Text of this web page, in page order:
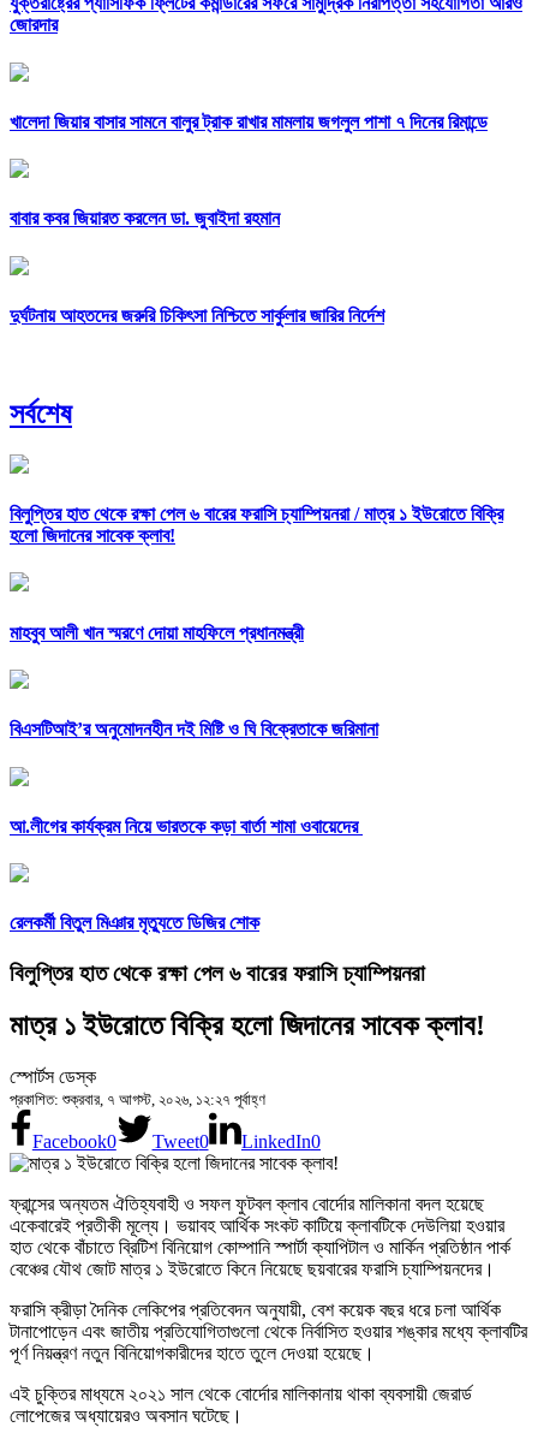
জোরদার
খালেদা জিয়ার বাসার সামনে বালুর ট্রাক রাখার মামলায় জগলুল পাশা ৭ দিনের রিমান্ডে
বাবার কবর জিয়ারত করলেন ডা. জুবাইদা রহমান
দুর্ঘটনায় আহতদের জরুরি চিকিৎসা নিশ্চিতে সার্কুলার জারির নির্দেশ
সর্বশেষ
বিলুপ্তির হাত থেকে রক্ষা পেল ৬ বারের ফরাসি চ্যাম্পিয়নরা /মাত্র ১ ইউরোতে বিক্রি
হলো জিদানের সাবেক ক্লাব!
মাহবুব আলী খান স্মরণে দোয়া মাহফিলে প্রধানমন্ত্রী
বিএসটিআই’র অনুমোদনহীন দই মিষ্টি ও ঘি বিক্রেতাকে জরিমানা
আ.লীগের কার্যক্রম নিয়ে ভারতকে কড়া বার্তা শামা ওবায়েদের
রেলকর্মী বিতুল মিঞার মৃত্যুতে ডিজির শোক
বিলুপ্তির হাত থেকে রক্ষা পেল ৬ বারের ফরাসি চ্যাম্পিয়নরা
মাত্র ১ ইউরোতে বিক্রি হলো জিদানের সাবেক ক্লাব!
স্পোর্টস ডেস্ক
প্রকাশিত: শুক্রবার, ৭ আগস্ট, ২০২৬, ১২:২৭ পূর্বাহ্ণ
Facebook0 Tweet0 LinkedIn0
ফ্রান্সের অন্যতম ঐতিহ্যবাহী ও সফল ফুটবল ক্লাব বোর্দোর মালিকানা বদল হয়েছে
একেবারেই প্রতীকী মূল্যে। ভয়াবহ আর্থিক সংকট কাটিয়ে ক্লাবটিকে দেউলিয়া হওয়ার
হাত থেকে বাঁচাতে ব্রিটিশ বিনিয়োগ কোম্পানি স্পার্টা ক্যাপিটাল ও মার্কিন প্রতিষ্ঠান পার্ক
বেঞ্চের যৌথ জোট মাত্র ১ ইউরোতে কিনে নিয়েছে ছয়বারের ফরাসি চ্যাম্পিয়নদের।
ফরাসি ক্রীড়া দৈনিক লেকিপের প্রতিবেদন অনুযায়ী, বেশ কয়েক বছর ধরে চলা আর্থিক
টানাপোড়েন এবং জাতীয় প্রতিযোগিতাগুলো থেকে নির্বাসিত হওয়ার শঙ্কার মধ্যে ক্লাবটির
পূর্ণ নিয়ন্ত্রণ নতুন বিনিয়োগকারীদের হাতে তুলে দেওয়া হয়েছে।
এই চুক্তির মাধ্যমে ২০২১ সাল থেকে বোর্দোর মালিকানায় থাকা ব্যবসায়ী জেরার্ড
লোপেজের অধ্যায়েরও অবসান ঘটেছে।